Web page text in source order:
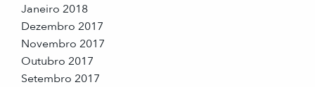
Janeiro 2018
Dezembro 2017
Novembro 2017
Outubro 2017
Setembro 2017